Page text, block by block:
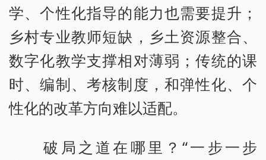
学、个性化指导的能力也需要提升；
乡村专业教师短缺，乡土资源整合、
数字化教学支撑相对薄弱；传统的课
时、编制、考核制度，和弹性化、个
性化的改革方向难以适配。
破局之道在哪里？“一步一步